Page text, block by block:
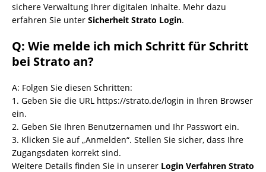
sichere Verwaltung Ihrer digitalen Inhalte. Mehr dazu
erfahren Sie unter Sicherheit Strato Login.
Q: Wie melde ich mich Schritt für Schritt
bei Strato an?
A: Folgen Sie diesen Schritten:
1. Geben Sie die URL https://strato.de/login in Ihren Browser
ein.
2. Geben Sie Ihren Benutzernamen und Ihr Passwort ein.
3. Klicken Sie auf „Anmelden“. Stellen Sie sicher, dass Ihre
Zugangsdaten korrekt sind.
Weitere Details finden Sie in unserer Login Verfahren Strato